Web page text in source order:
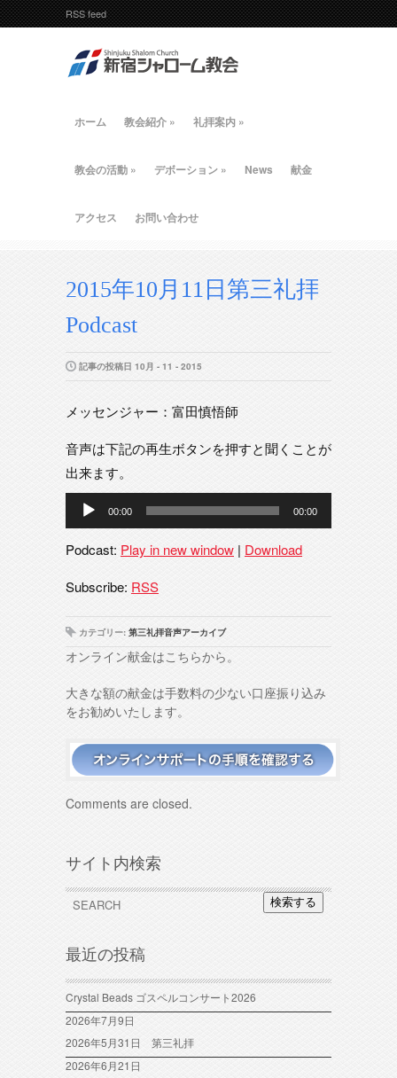
RSS feed
ホーム 教会紹介 » 礼拝案内 »
教会の活動 » デボーション » News 献金
アクセス お問い合わせ
2015年10月11日第三礼拝
Podcast
記事の投稿日 10月 - 11 - 2015
メッセンジャー：富田慎悟師
音声は下記の再生ボタンを押すと聞くことが
出来ます。
レ
ー
ー
00:00 00:00
Podcast: Play in new window | Download
Subscribe: RSS
カテゴリー: 第三礼拝音声アーカイブ
オンライン献金はこちらから。
大きな額の献金は手数料の少ない口座振り込み
をお勧めいたします。
Comments are closed.
サイト内検索
検索する
最近の投稿
Crystal Beads ゴスペルコンサート2026
2026年7月9日
2026年5月31日 第三礼拝
2026年6月21日